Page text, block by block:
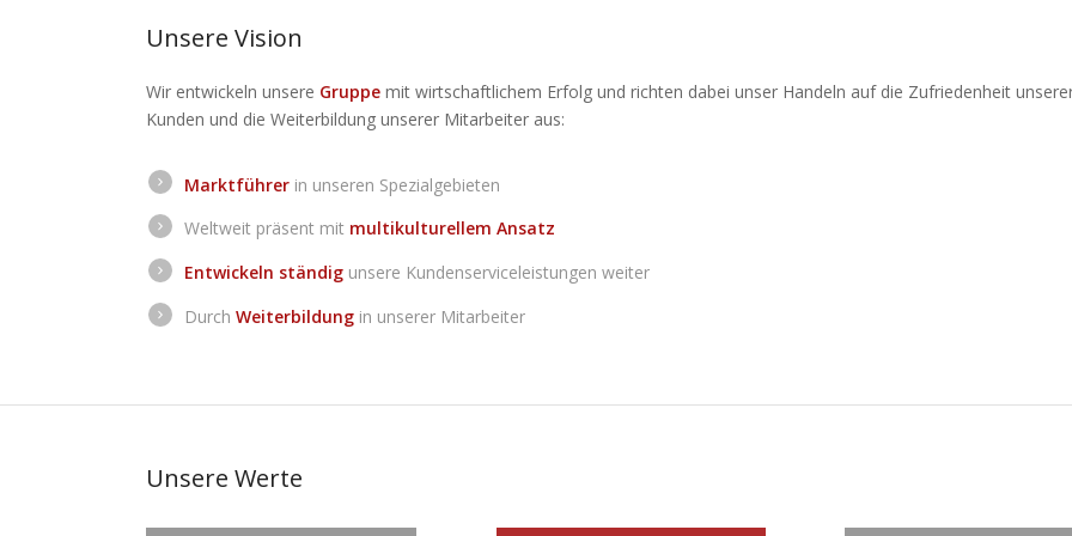
Unsere Vision
Wir entwickeln unsere Gruppe mit wirtschaftlichem Erfolg und richten dabei unser Handeln auf die Zufriedenheit
Kunden und die Weiterbildung unserer Mitarbeiter aus:
Marktführer in unseren Spezialgebieten
Weltweit präsent mit multikulturellem Ansatz
Entwickeln ständig unsere Kundenserviceleistungen weiter
Durch Weiterbildung in unserer Mitarbeiter
Unsere Werte